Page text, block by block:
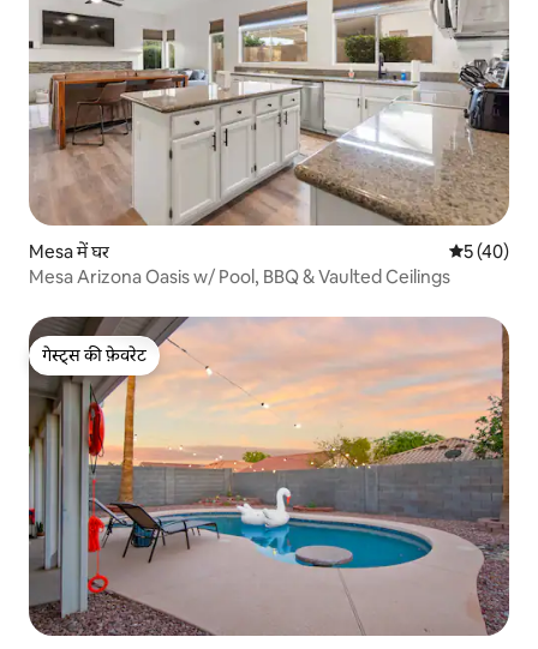
Mesa में घर औसत रेटिंग
5 (40)
Mesa Arizona Oasis w/ Pool, BBQ & Vaulted Ceilings
गेस्ट्स की फ़ेवरेट
गेस्ट्स की फ़ेवरेट